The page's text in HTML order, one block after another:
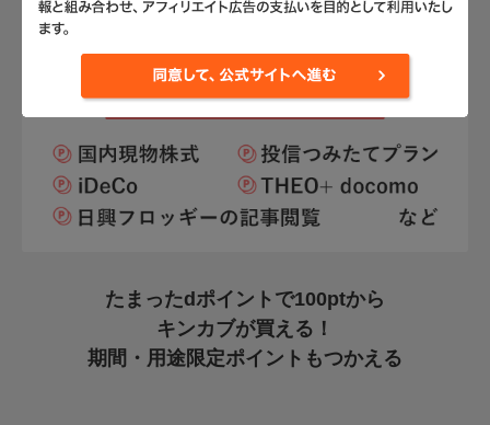
たまったdポイントで100ptから
キンカブが買える！
期間・用途限定ポイントもつかえる